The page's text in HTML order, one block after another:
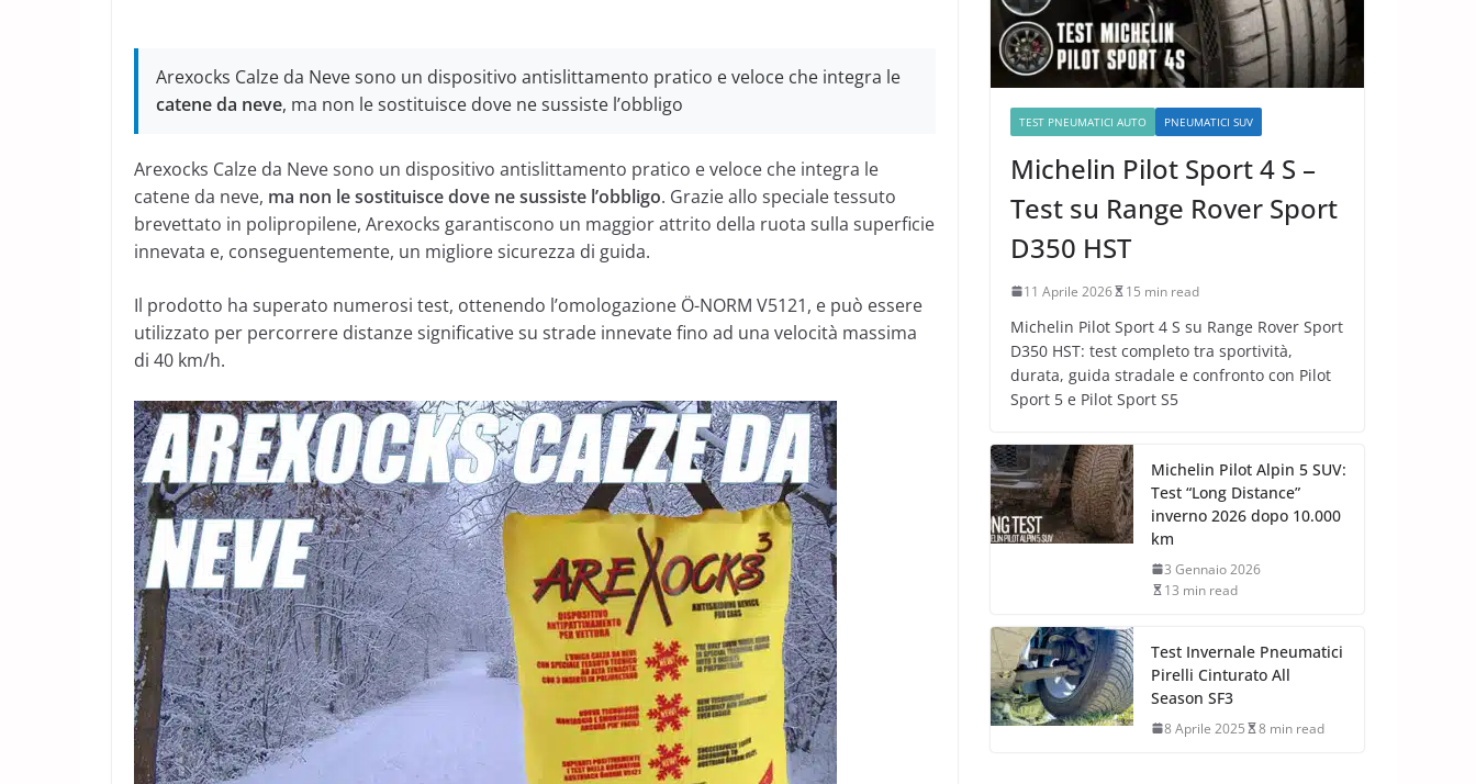
Arexocks Calze da Neve sono un dispositivo antislittamento pratico e veloce che integra le
catene da neve, ma non le sostituisce dove ne sussiste l’obbligo
Arexocks Calze da Neve sono un dispositivo antislittamento pratico e veloce che integra le
catene da neve, ma non le sostituisce dove ne sussiste l’obbligo. Grazie allo speciale tessuto
brevettato in polipropilene, Arexocks garantiscono un maggior attrito della ruota sulla superficie
innevata e, conseguentemente, un migliore sicurezza di guida.
Il prodotto ha superato numerosi test, ottenendo l’omologazione Ö-NORM V5121, e può essere
utilizzato per percorrere distanze significative su strade innevate fino ad una velocità massima
di 40 km/h.
TEST PNEUMATICI AUTO PNEUMATICI SUV
Michelin Pilot Sport 4 S –
Test su Range Rover Sport
D350 HST
11 Aprile 2026 15 min read
Michelin Pilot Sport 4 S su Range Rover Sport
D350 HST: test completo tra sportività,
durata, guida stradale e confronto con Pilot
Sport 5 e Pilot Sport S5
Michelin Pilot Alpin 5 SUV:
Test “Long Distance”
inverno 2026 dopo 10.000
km
3 Gennaio 2026
13 min read
Test Invernale Pneumatici
Pirelli Cinturato All
Season SF3
8 Aprile 2025 8 min read